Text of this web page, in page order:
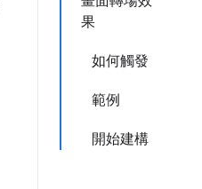
果
如何觸發
範例
開始建構